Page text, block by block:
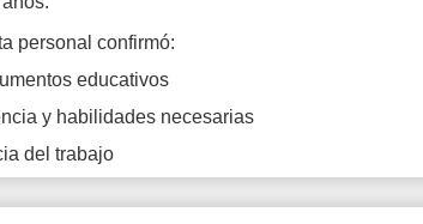
personal confirmó:
educativos
y habilidades necesarias
del trabajo